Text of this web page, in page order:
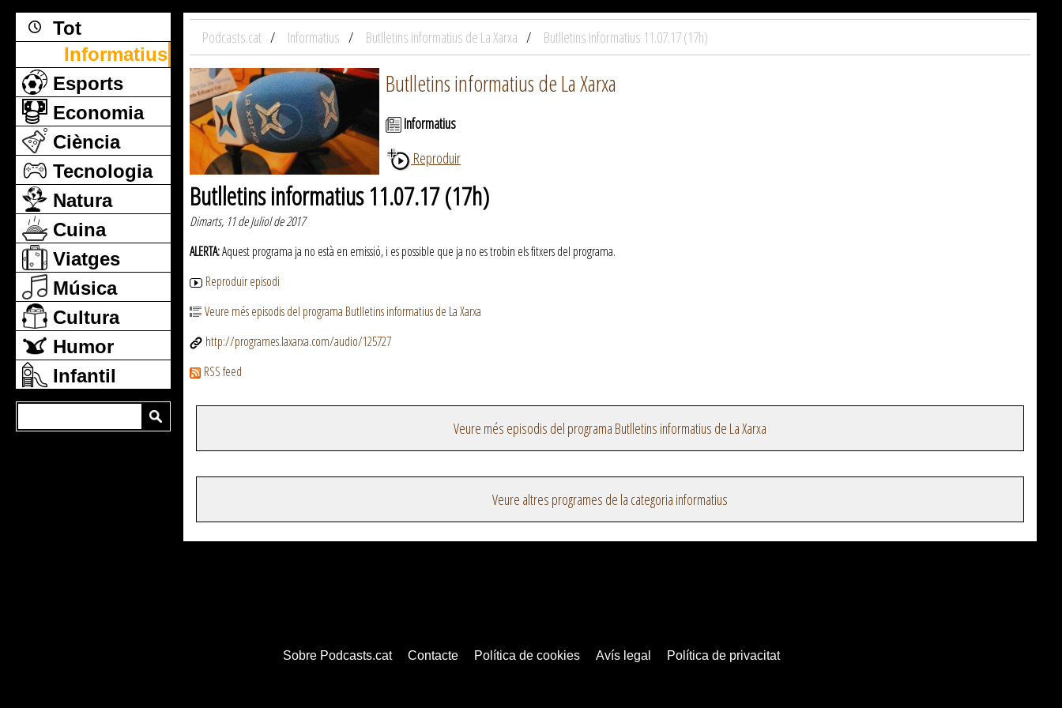
Tot
Informatius
Esports
Economia
Ciència
Tecnologia
Natura
Cuina
Viatges
Música
Cultura
Humor
Infantil
Podcasts.cat Informatius Butlletins informatius de La Xarxa Butlletins informatius 11.07.17 (17h)
Butlletins informatius de La Xarxa
Informatius
Reproduir
Butlletins informatius 11.07.17 (17h)
Dimarts, 11 de Juliol de 2017
ALERTA:Aquest programa ja no està en emissió, i es possible que ja no es trobin els fitxers del programa.
Reproduir episodi
Veure més episodis del programa Butlletins informatius de La Xarxa
http://programes.laxarxa.com/audio/125727
RSS feed
Veure més episodis del programa Butlletins informatius de La Xarxa
Veure altres programes de la categoria informatius
Sobre Podcasts.cat Contacte Política de cookies Avís legal Política de privacitat